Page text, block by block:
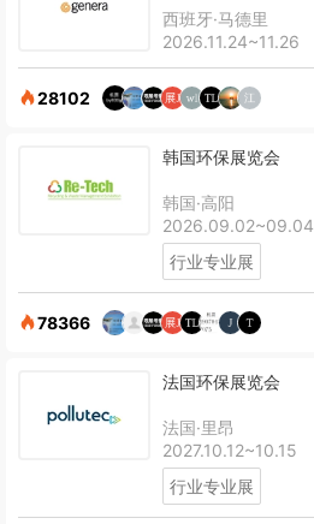
西班牙·马德里
2026.11.24~11.26
28102
韩国环保展览会
韩国·高阳
2026.09.02~09.04
行业专业展
78366
法国环保展览会
法国·里昂
2027.10.12~10.15
行业专业展